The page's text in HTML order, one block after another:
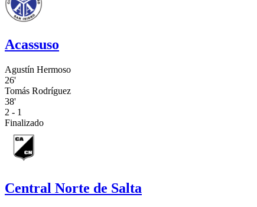
Acassuso
Agustín Hermoso
26'
Tomás Rodríguez
38'
2 - 1
Finalizado
Central Norte de Salta